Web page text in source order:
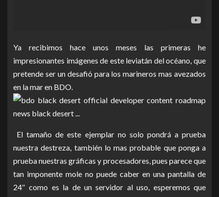
Ya recibimos hace unos meses las primeras he
impresionantes imágenes de este leviatán del océano, que
pretende ser un desafió para los marineros mas avezados
en la mar en BDO.
El tamaño de este ejemplar no solo pondrá a prueba
nuestra destreza, también lo mas probable que ponga a
prueba nuestras gráficas y procesadores, pues parece que
tan imponente mole no puede caber en una pantalla de
24″ como es la de un servidor al uso, esperemos que